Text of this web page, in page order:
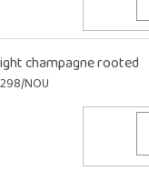
champagne rooted
NOU